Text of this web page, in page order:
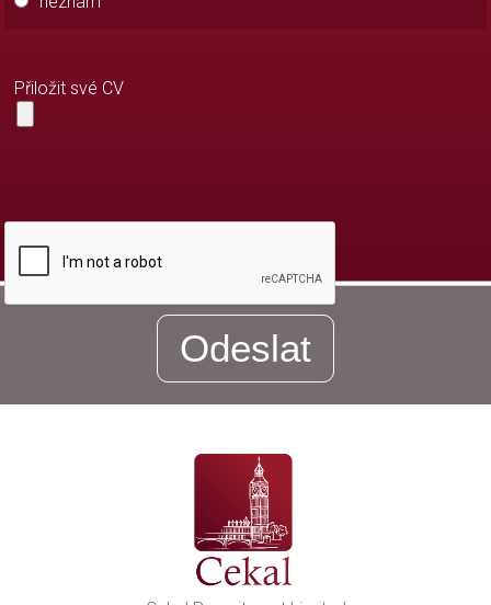
Přiložit své CV